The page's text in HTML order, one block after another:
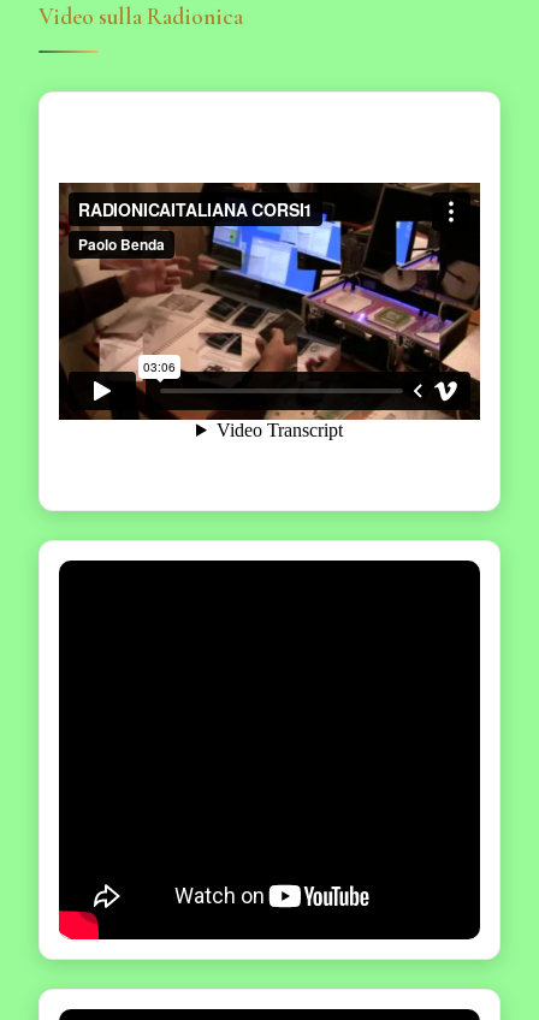
Video sulla Radionica